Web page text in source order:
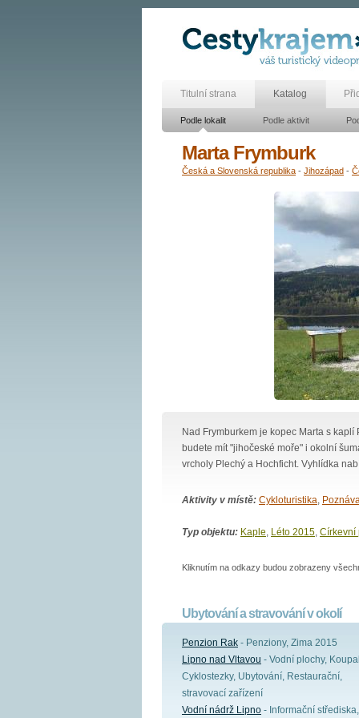
Titulní strana Katalog
Podle lokalit Podle aktivit
Marta Frymburk
Česká a Slovenská republika - Jihozápad -
Nad Frymburkem je kopec Marta s
budete mít "jihočeské moře" i okolní
vrcholy Plechý a Hochficht. Vyhlídka
Aktivity v místě: Cykloturistika,
Typ objektu: Kaple, Léto 2015, Církevní
Kliknutím na odkazy budou zobrazeny
Ubytování a stravování v okolí
Penzion Rak - Penziony, Zima 2015
Lipno nad Vltavou - Vodní plochy,
Cyklostezky, Ubytování, Restaurační,
stravovací zařízení
Vodní nádrž Lipno - Informační střediska,